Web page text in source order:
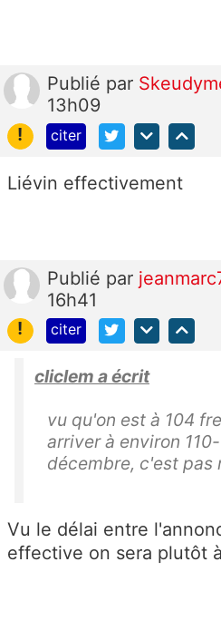
Publié par
13h09
!
citer
Liévin effectivement
Publié par
16h41
!
citer
cliclem a écrit
vu qu'on est à 104
arriver à environ
décembre, c'est pas
Vu le délai entre
effective on sera plutôt